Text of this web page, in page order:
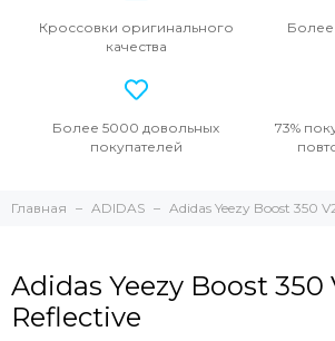
Кроссовки оригинального
качества
Более
Более 5000 довольных
покупателей
73%
Главная ADIDAS Adidas Yeezy Boost 350
Adidas Yeezy Boost 350
Reflective